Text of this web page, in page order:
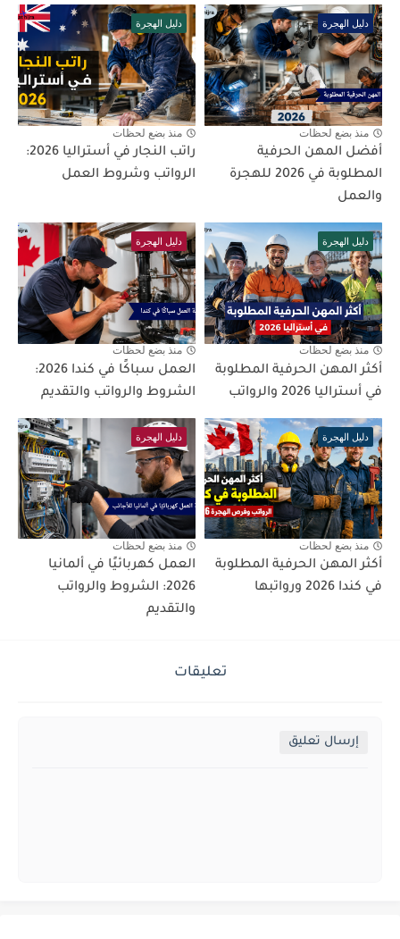
دليل الهجرة
منذ بضع لحظات
أفضل المهن الحرفية
المطلوبة في 2026 للهجرة
والعمل
دليل الهجرة
منذ بضع لحظات
راتب النجار في أستراليا 2026:
الرواتب وشروط العمل
دليل الهجرة
منذ بضع لحظات
أكثر المهن الحرفية المطلوبة
في أستراليا 2026 والرواتب
دليل الهجرة
منذ بضع لحظات
العمل سباكًا في كندا 2026:
الشروط والرواتب والتقديم
دليل الهجرة
منذ بضع لحظات
أكثر المهن الحرفية المطلوبة
في كندا 2026 ورواتبها
دليل الهجرة
منذ بضع لحظات
العمل كهربائيًا في ألمانيا
2026: الشروط والرواتب
والتقديم
تعليقات
إرسال تعليق